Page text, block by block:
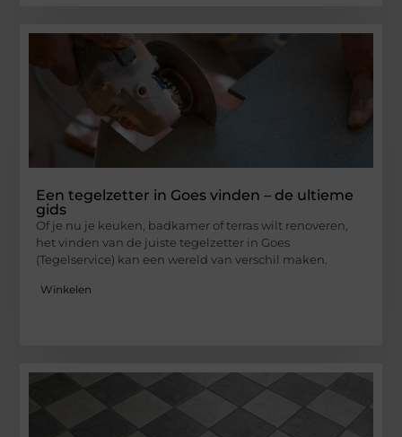
Een tegelzetter in Goes vinden – de ultieme
gids
Of je nu je keuken, badkamer of terras wilt renoveren,
het vinden van de juiste tegelzetter in Goes
(Tegelservice) kan een wereld van verschil maken.
Winkelen